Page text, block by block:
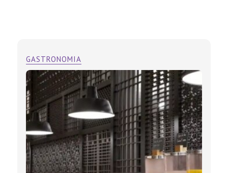
GASTRONOMIA